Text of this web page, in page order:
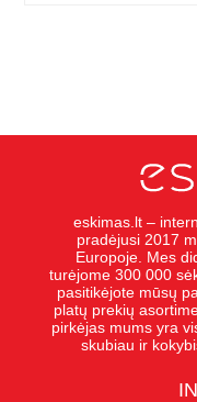
eskimas.lt –
pradėjusi 2017
Europoje. Mes
turėjome 300 000
pasitikėjote mūsų
platų prekių
pirkėjas mums yra
skubiau ir